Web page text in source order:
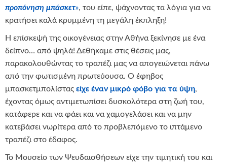
προπόνηση μπάσκετ», του είπε, ψάχνοντας τα λόγια για να
κρατήσει καλά κρυμμένη τη μεγάλη έκπληξη!
Η επίσκεψή της οικογένειας στην Αθήνα ξεκίνησε με ένα
δείπνο… από ψηλά! Δεθήκαμε στις θέσεις μας,
παρακολουθώντας το τραπέζι μας να απογειώνεται πάνω
από την φωτισμένη πρωτεύουσα. Ο έφηβος
μπασκετμπολίστας είχε έναν μικρό φόβο για τα ύψη,
έχοντας όμως αντιμετωπίσει δυσκολότερα στη ζωή του,
κατάφερε και να φάει και να χαμογελάσει και να μην
κατεβάσει νωρίτερα από το προβλεπόμενο το ιπτάμενο
τραπέζι στο έδαφος.
Το Μουσείο των Ψευδαισθήσεων είχε την τιμητική του και